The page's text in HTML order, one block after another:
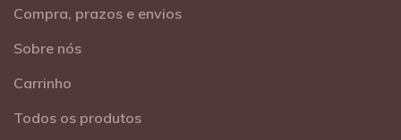
Compra, prazos e envios
Sobre nós
Carrinho
Todos os produtos